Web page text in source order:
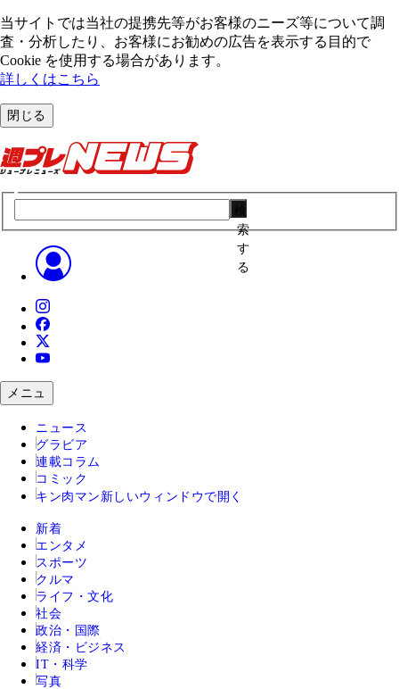
当サイトでは当社の提携先等がお客様のニーズ等について調
査・分析したり、お客様にお勧めの広告を表⽰する⽬的で
Cookie を使⽤する場合があります。
詳しくはこちら
閉じる
索
す
る
メニュ
ニュース
グラビア
連載コラム
コミック
キン肉マン 新しいウィンドウで開く
新着
エンタメ
スポーツ
クルマ
ライフ・文化
社会
政治・国際
経済・ビジネス
IT・科学
写真